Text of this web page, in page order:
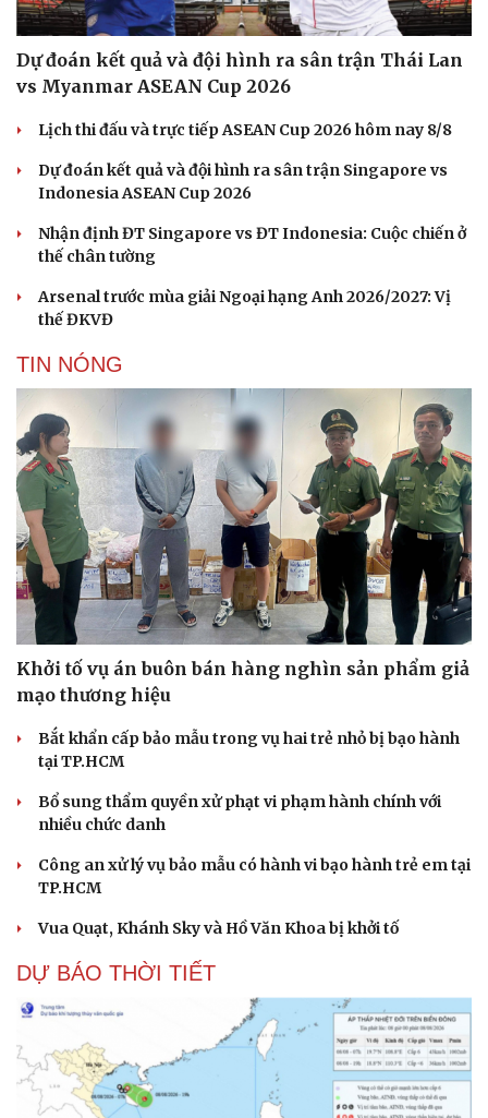
Văn hóa
Sân khấu - Điện ảnh
Âm nhạc
Di sản
Giải trí
Nghệ sĩ
Sao Việt
Dự đoán kết quả và đội hình ra sân trận Thái Lan
vs Myanmar ASEAN Cup 2026
Lịch thi đấu và trực tiếp ASEAN Cup 2026 hôm nay 8/8
Dự đoán kết quả và đội hình ra sân trận Singapore vs
Indonesia ASEAN Cup 2026
Nhận định ĐT Singapore vs ĐT Indonesia: Cuộc chiến ở
thế chân tường
Arsenal trước mùa giải Ngoại hạng Anh 2026/2027: Vị
thế ĐKVĐ
TIN NÓNG
Khởi tố vụ án buôn bán hàng nghìn sản phẩm giả
mạo thương hiệu
Bắt khẩn cấp bảo mẫu trong vụ hai trẻ nhỏ bị bạo hành
tại TP.HCM
Bổ sung thẩm quyền xử phạt vi phạm hành chính với
nhiều chức danh
Công an xử lý vụ bảo mẫu có hành vi bạo hành trẻ em tại
TP.HCM
Vua Quạt, Khánh Sky và Hồ Văn Khoa bị khởi tố
DỰ BÁO THỜI TIẾT